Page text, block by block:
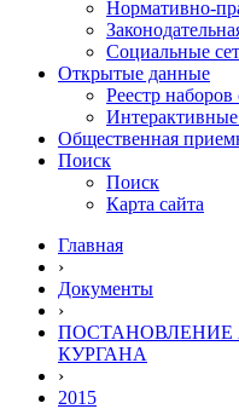
Нормативно-
Социальные
Открытые данные
Реестр
Общественная
Поиск
Поиск
Карта сайта
Главная
›
Документы
›
ПОСТАНОВЛЕНИЕ
КУРГАНА
›
2015